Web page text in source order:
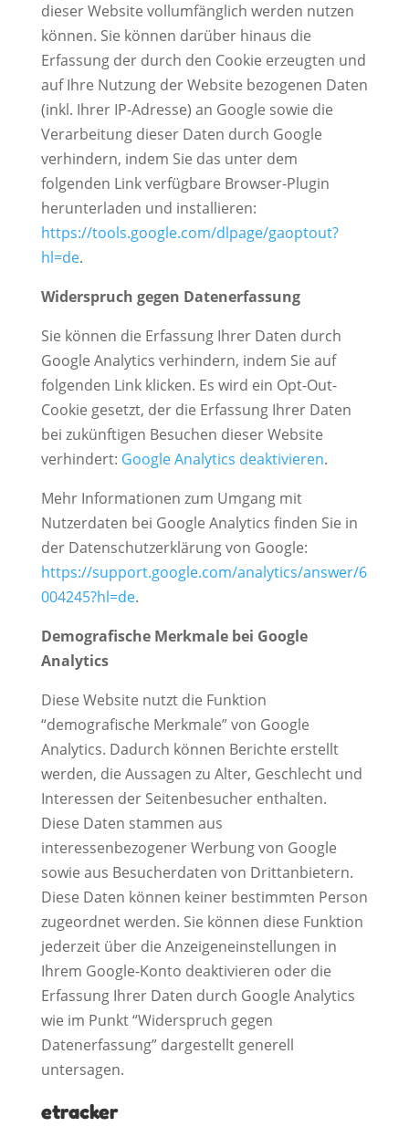
dieser Website vollumfänglich werden nutzen
können. Sie können darüber hinaus die
Erfassung der durch den Cookie erzeugten und
auf Ihre Nutzung der Website bezogenen Daten
(inkl. Ihrer IP-Adresse) an Google sowie die
Verarbeitung dieser Daten durch Google
verhindern, indem Sie das unter dem
folgenden Link verfügbare Browser-Plugin
herunterladen und installieren:
https://tools.google.com/dlpage/gaoptout?
hl=de.
Widerspruch gegen Datenerfassung
Sie können die Erfassung Ihrer Daten durch
Google Analytics verhindern, indem Sie auf
folgenden Link klicken. Es wird ein Opt-Out-
Cookie gesetzt, der die Erfassung Ihrer Daten
bei zukünftigen Besuchen dieser Website
verhindert: Google Analytics deaktivieren.
Mehr Informationen zum Umgang mit
Nutzerdaten bei Google Analytics finden Sie in
der Datenschutzerklärung von Google:
https://support.google.com/analytics/answer/6
004245?hl=de.
Demografische Merkmale bei Google
Analytics
Diese Website nutzt die Funktion
“demografische Merkmale” von Google
Analytics. Dadurch können Berichte erstellt
werden, die Aussagen zu Alter, Geschlecht und
Interessen der Seitenbesucher enthalten.
Diese Daten stammen aus
interessenbezogener Werbung von Google
sowie aus Besucherdaten von Drittanbietern.
Diese Daten können keiner bestimmten Person
zugeordnet werden. Sie können diese Funktion
jederzeit über die Anzeigeneinstellungen in
Ihrem Google-Konto deaktivieren oder die
Erfassung Ihrer Daten durch Google Analytics
wie im Punkt “Widerspruch gegen
Datenerfassung” dargestellt generell
untersagen.
etracker